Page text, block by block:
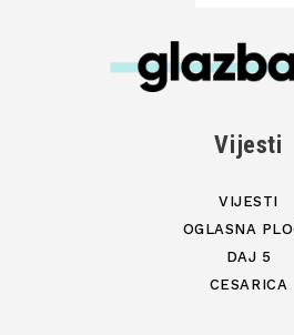
Vijesti
VIJESTI
OGLASNA
DAJ 5
CESARICA